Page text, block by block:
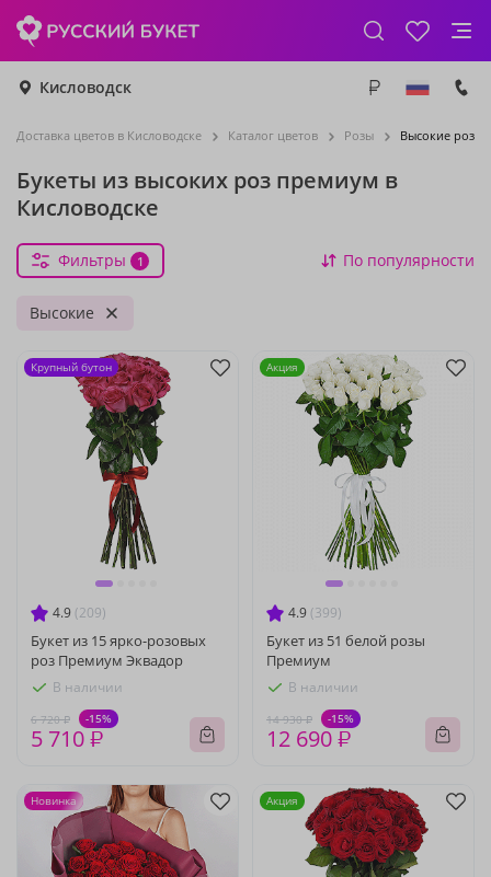
Кисловодск
Доставка цветов в Кисловодске Каталог цветов Розы Высокие розы
Букеты из высоких роз премиум в
Кисловодске
Фильтры 1 По популярности
Высокие
4.9 (209)
Букет из 15 ярко-розовых
роз Премиум Эквадор
В наличии
6 720 ₽ -15%
5 710 ₽
Крупный бутон
4.9 (399)
Букет из 51 белой розы
Премиум
В наличии
14 930 ₽ -15%
12 690 ₽
Акция
Новинка Акция